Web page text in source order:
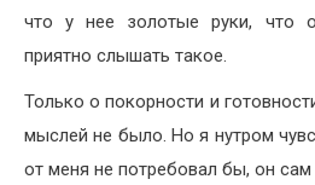
что у нее золотые руки, что
приятно слышать такое.
Только о покорности и
мыслей не было. Но я нутром
от меня не потребовал бы, он сам